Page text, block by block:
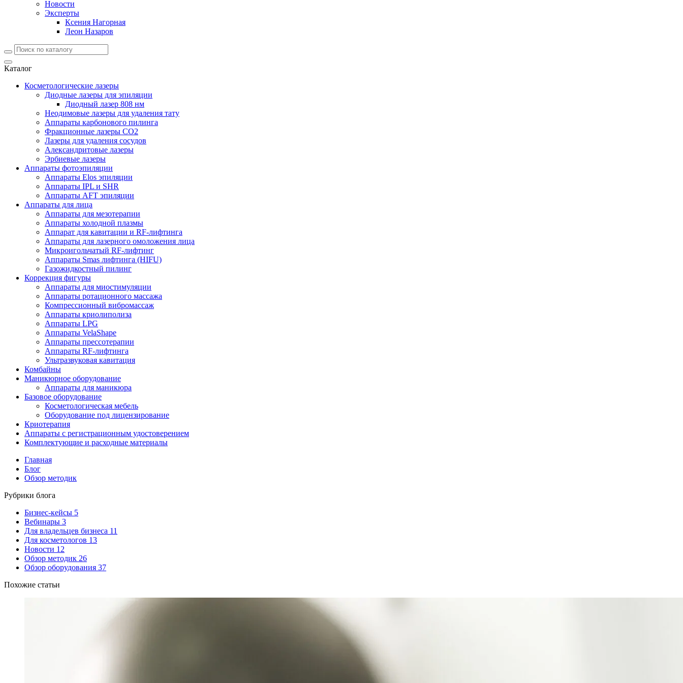
Новости
Эксперты
Ксения Нагорная
Леон Назаров
Каталог
Косметологические лазеры
Диодные лазеры для эпиляции
Диодный лазер 808 нм
Неодимовые лазеры для удаления тату
Аппараты карбонового пилинга
Фракционные лазеры CO2
Лазеры для удаления сосудов
Александритовые лазеры
Эрбиевые лазеры
Аппараты фотоэпиляции
Аппараты Elos эпиляции
Аппараты IPL и SHR
Аппараты AFT эпиляции
Аппараты для лица
Аппараты для мезотерапии
Аппараты холодной плазмы
Аппарат для кавитации и RF-лифтинга
Аппараты для лазерного омоложения лица
Микроигольчатый RF-лифтинг
Аппараты Smas лифтинга (HIFU)
Газожидкостный пилинг
Коррекция фигуры
Аппараты для миостимуляции
Аппараты ротационного массажа
Компрессионный вибромассаж
Аппараты криолиполиза
Аппараты LPG
Аппараты VelaShape
Аппараты прессотерапии
Аппараты RF-лифтинга
Ультразвуковая кавитация
Комбайны
Маникюрное оборудование
Аппараты для маникюра
Базовое оборудование
Косметологическая мебель
Оборудование под лицензирование
Криотерапия
Аппараты c регистрационным удостоверением
Комплектующие и расходные материалы
Главная
Блог
Обзор методик
Рубрики блога
Бизнес-кейсы 5
Вебинары 3
Для владельцев бизнеса 11
Для косметологов 13
Новости 12
Обзор методик 26
Обзор оборудования 37
Похожие статьи